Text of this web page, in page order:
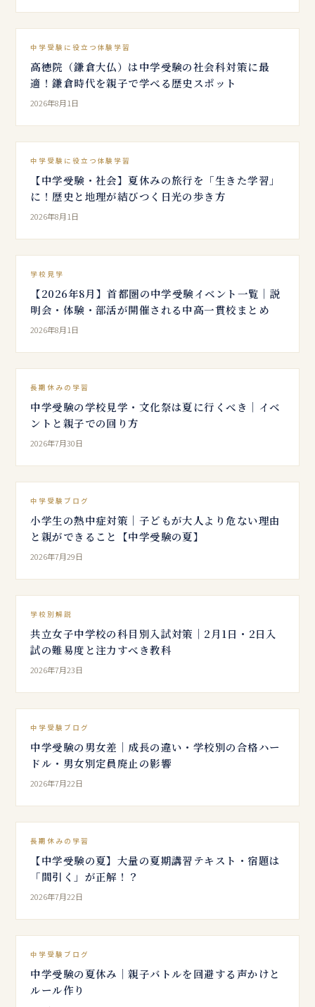
中学受験に役立つ体験学習
高徳院（鎌倉大仏）は中学受験の社会科対策に最
適！鎌倉時代を親子で学べる歴史スポット
2026年8月1日
中学受験に役立つ体験学習
【中学受験・社会】夏休みの旅行を「生きた学習」
に！歴史と地理が結びつく日光の歩き方
2026年8月1日
学校見学
【2026年8月】首都圏の中学受験イベント一覧｜説
明会・体験・部活が開催される中高一貫校まとめ
2026年8月1日
長期休みの学習
中学受験の学校見学・文化祭は夏に行くべき｜イベ
ントと親子での回り方
2026年7月30日
中学受験ブログ
小学生の熱中症対策｜子どもが大人より危ない理由
と親ができること【中学受験の夏】
2026年7月29日
学校別解説
共立女子中学校の科目別入試対策｜2月1日・2日入
試の難易度と注力すべき教科
2026年7月23日
中学受験ブログ
中学受験の男女差｜成長の違い・学校別の合格ハー
ドル・男女別定員廃止の影響
2026年7月22日
長期休みの学習
【中学受験の夏】大量の夏期講習テキスト・宿題は
「間引く」が正解！？
2026年7月22日
中学受験ブログ
中学受験の夏休み｜親子バトルを回避する声かけと
ルール作り